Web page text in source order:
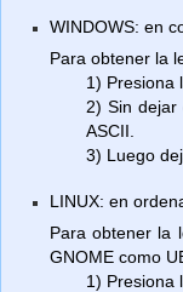
WINDOWS: en
Para obtener la
1) Presiona
2) Sin dejar
ASCII.
3) Luego
LINUX: en
Para obtener la
GNOME como
1) Presiona